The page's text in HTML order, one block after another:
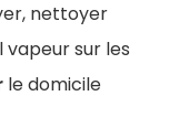
nettoyer
sur les
le domicile